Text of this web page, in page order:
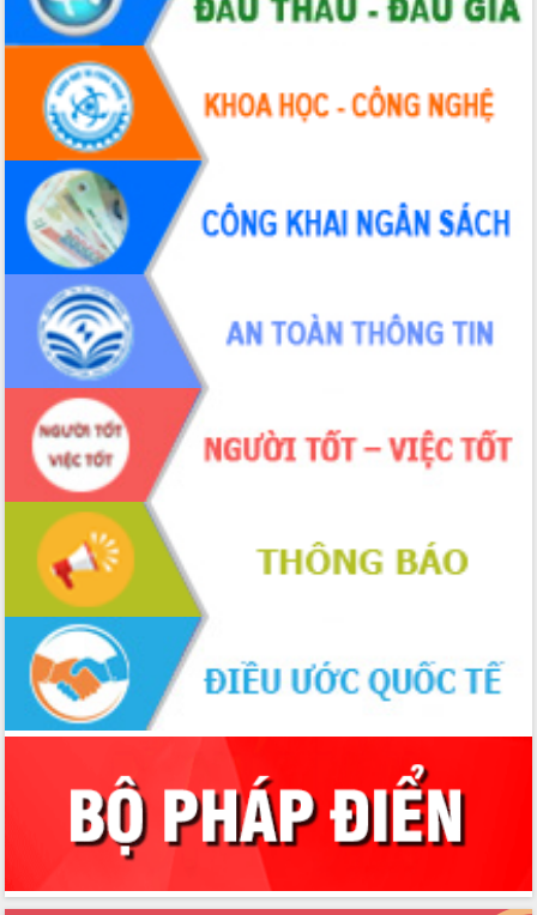
Tập huấn ứng dụng trí tuệ nhân tạo (AI)
trong thương mại điện tử năm 2026
Đoàn đại biểu Quốc hội tỉnh Đắk Lắk
trao đổi thông tin trước Kỳ họp thứ
nhất, Quốc hội khóa XVI
Quyết liệt cải cách hành chính, khơi
thông nguồn lực phát triển
Nâng cao hiệu lực, hiệu quả HĐND
tỉnh thông qua hiện đại hóa hành chính
Xã Ea Phê gắn cải cách hành chính với
chuyển đổi số
Phó Chủ tịch Thường trực UBND tỉnh
Hồ Thị Nguyên Thảo làm việc tại Trung
tâm Phục vụ hành chính công xã Ea
Xây dựng nền hành chính số đồng
hành cùng nông dân dân, doanh nghiệp
Giai đoạn 2026-2030, Đắk Lắk phấn
đấu có 77% xã đạt chuẩn nông thôn
Chuyển đổi số 'mở đường' cho nông
nghiệp Đắk Lắk tăng trưởng bứt phá
Triển khai đồng bộ đo đạc, lập hồ sơ
địa chính, hoàn thiện cơ sở dữ liệu đất
đai
Ứng dụng sinh trắc học - Bước tiến
trong hành trình chuyển đổi số tại Đắk
Đắk Lắk nâng cao hiệu quả công tác
Đảng từ Sổ tay đảng viên điện tử
Đắk Lắk đẩy mạnh nuôi biển công
nghệ, hướng tới phát triển thủy sản
bền vững
chuyển đổi số cho cán bộ, công chức